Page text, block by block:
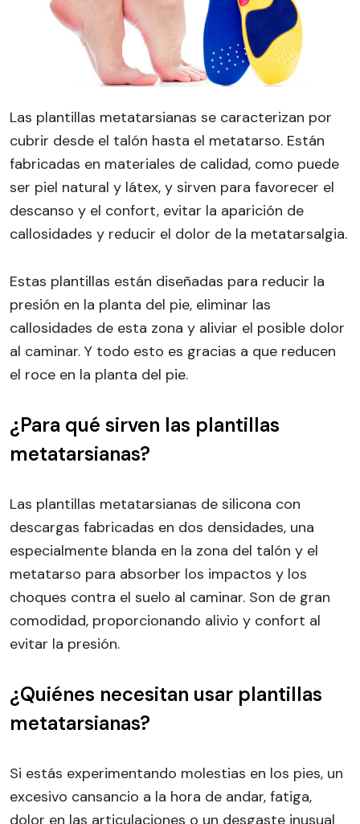
Las plantillas metatarsianas se caracterizan por
cubrir desde el talón hasta el metatarso. Están
fabricadas en materiales de calidad, como puede
ser piel natural y látex, y sirven para favorecer el
descanso y el confort, evitar la aparición de
callosidades y reducir el dolor de la metatarsalgia.
Estas plantillas están diseñadas para reducir la
presión en la planta del pie, eliminar las
callosidades de esta zona y aliviar el posible dolor
al caminar. Y todo esto es gracias a que reducen
el roce en la planta del pie.
¿Para qué sirven las plantillas
metatarsianas?
Las plantillas metatarsianas de silicona con
descargas fabricadas en dos densidades, una
especialmente blanda en la zona del talón y el
metatarso para absorber los impactos y los
choques contra el suelo al caminar. Son de gran
comodidad, proporcionando alivio y confort al
evitar la presión.
¿Quiénes necesitan usar plantillas
metatarsianas?
Si estás experimentando molestias en los pies, un
excesivo cansancio a la hora de andar, fatiga,
dolor en las articulaciones o un desgaste inusual